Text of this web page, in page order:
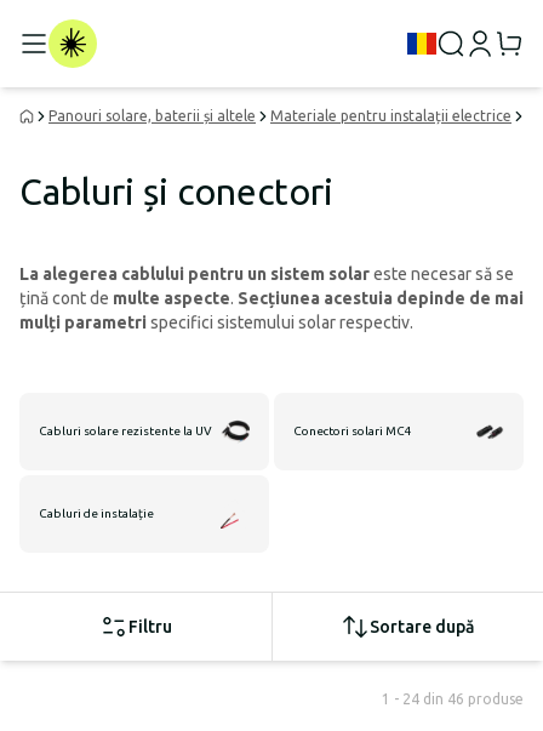
Panouri solare, baterii și altele Materiale pentru instalații electrice
Cabluri și conectori
La alegerea cablului pentru un sistem solareste necesar să se
țină cont de multe aspecte. Secțiunea acestuia depinde de mai
mulți parametri specifici sistemului solar respectiv.
Cabluri solare rezistente la UV Conectori solari MC4
Cabluri de instalație
Filtru Sortare după
1 - 24 din 46 produse